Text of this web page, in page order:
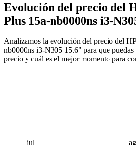
Evolución del precio del
Plus 15a-nb0000ns i3-
Analizamos la evolución del precio del
nb0000ns i3-N305 15.6" para que puedas
precio y cuál es el mejor momento para
jul